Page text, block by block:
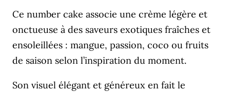
Ce number cake associe une crème légère et
onctueuse à des saveurs exotiques fraîches et
ensoleillées : mangue, passion, coco ou fruits
de saison selon l’inspiration du moment.
Son visuel élégant et généreux en fait le